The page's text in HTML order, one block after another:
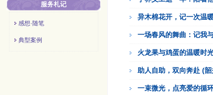
服务札记
感想·随笔
典型案例
异木棉花开，记一次温
一场春风的舞曲：记我
火龙果与鸡蛋的温暖时
助人自助，双向奔赴 (
一束微光，点亮爱的循